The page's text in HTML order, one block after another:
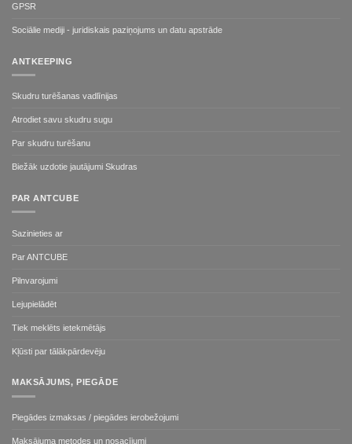
GPSR
Sociālie mediji - juridiskais paziņojums un datu apstrāde
ANTKEEPING
Skudru turēšanas vadlīnijas
Atrodiet savu skudru sugu
Par skudru turēšanu
Biežāk uzdotie jautājumi Skudras
PAR ANTCUBE
Sazinieties ar
Par ANTCUBE
Pilnvarojumi
Lejupielādēt
Tiek meklēts ietekmētājs
Kļūsti par tālākpārdevēju
MAKSĀJUMS, PIEGĀDE
Piegādes izmaksas / piegādes ierobežojumi
Maksājuma metodes un nosacījumi